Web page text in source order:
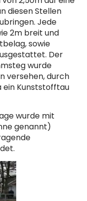
diesen Stellen
Jede
2m breit und
sowie
Der
wurde
versehen, durch
ein Kunststofftau
wurde mit
genannt)